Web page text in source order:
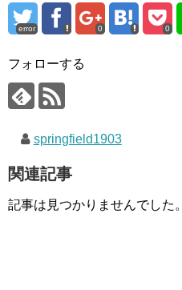
error 0 0
フォローする
springfield1903
関連記事
記事は見つかりませんでした。